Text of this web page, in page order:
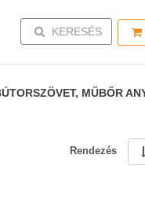
TOGGLE SEARCH
KERESÉS
MŰBŐR
Rendezés